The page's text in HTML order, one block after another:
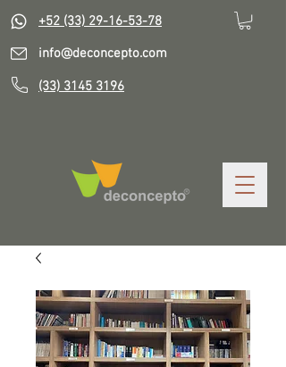
+52 (33) 29-16-53-78
info@deconcepto.com
(33) 3145 3196